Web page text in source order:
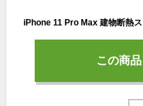
iPhone 11 Pro Max 建物断熱
この商